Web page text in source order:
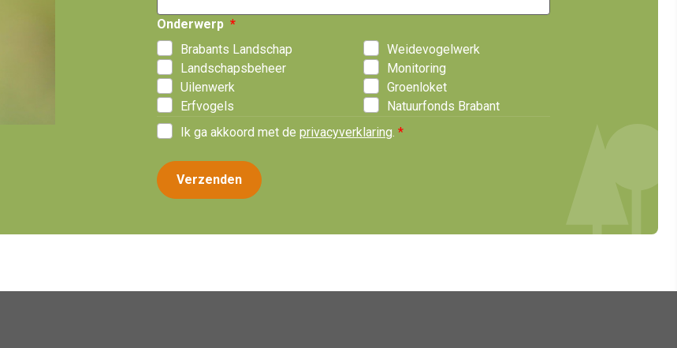
Onderwerp
Brabants Landschap
Landschapsbeheer
Uilenwerk
Erfvogels
Weidevogelwerk
Monitoring
Groenloket
Natuurfonds Brabant
Ik ga akkoord met de privacyverklaring.